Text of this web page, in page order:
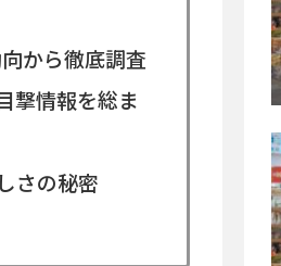
から徹底調査
撃情報を総ま
さの秘密